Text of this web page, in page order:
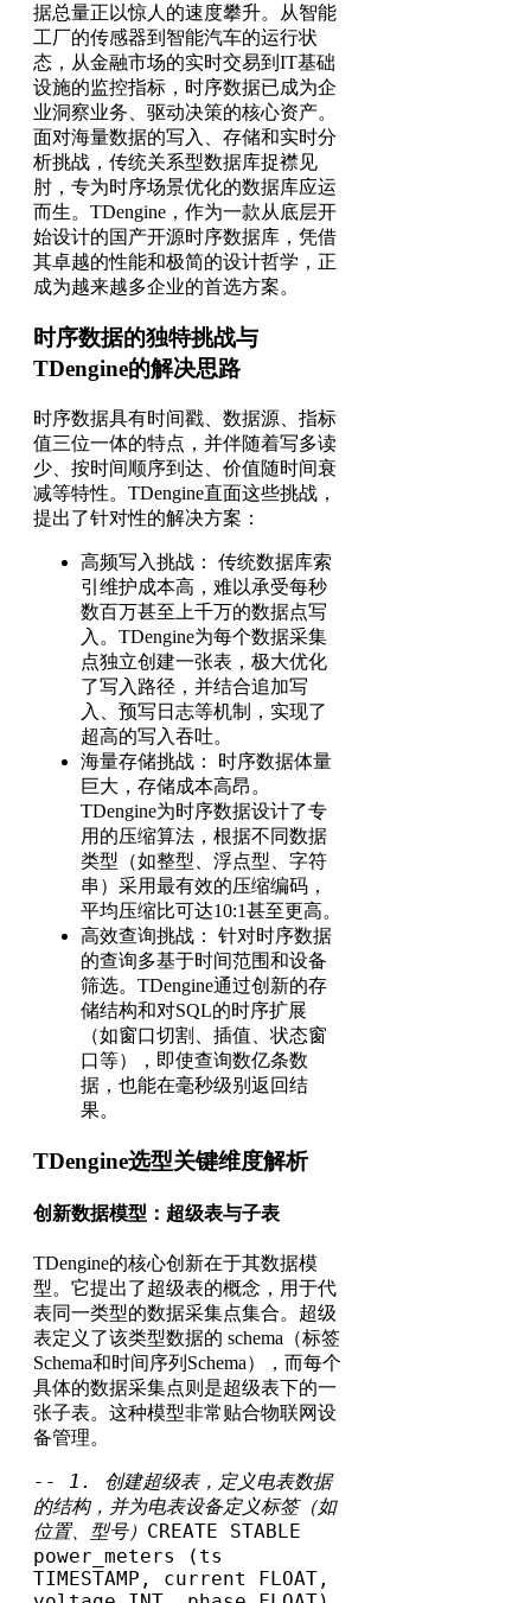
据总量正以惊人的速度攀升。从智能
工厂的传感器到智能汽车的运行状
态，从金融市场的实时交易到IT基础
设施的监控指标，时序数据已成为企
业洞察业务、驱动决策的核心资产。
面对海量数据的写入、存储和实时分
析挑战，传统关系型数据库捉襟见
肘，专为时序场景优化的数据库应运
而生。TDengine，作为一款从底层开
始设计的国产开源时序数据库，凭借
其卓越的性能和极简的设计哲学，正
成为越来越多企业的首选方案。
时序数据的独特挑战与
TDengine的解决思路
时序数据具有时间戳、数据源、指标
值三位一体的特点，并伴随着写多读
少、按时间顺序到达、价值随时间衰
减等特性。TDengine直面这些挑战，
提出了针对性的解决方案：
高频写入挑战： 传统数据库索
引维护成本高，难以承受每秒
数百万甚至上千万的数据点写
入。TDengine为每个数据采集
点独立创建一张表，极大优化
了写入路径，并结合追加写
入、预写日志等机制，实现了
超高的写入吞吐。
海量存储挑战： 时序数据体量
巨大，存储成本高昂。
TDengine为时序数据设计了专
用的压缩算法，根据不同数据
类型（如整型、浮点型、字符
串）采用最有效的压缩编码，
平均压缩比可达10:1甚至更高。
高效查询挑战： 针对时序数据
的查询多基于时间范围和设备
筛选。TDengine通过创新的存
储结构和对SQL的时序扩展
（如窗口切割、插值、状态窗
口等），即使查询数亿条数
据，也能在毫秒级别返回结
果。
TDengine选型关键维度解析
创新数据模型：超级表与子表
TDengine的核心创新在于其数据模
型。它提出了超级表的概念，用于代
表同一类型的数据采集点集合。超级
表定义了该类型数据的 schema（标签
Schema和时间序列Schema），而每个
具体的数据采集点则是超级表下的一
张子表。这种模型非常贴合物联网设
备管理。
-- 1. 创建超级表，定义电表数据
的结构，并为电表设备定义标签（如
位置、型号） CREATE STABLE
power_meters (ts
TIMESTAMP, current FLOAT,